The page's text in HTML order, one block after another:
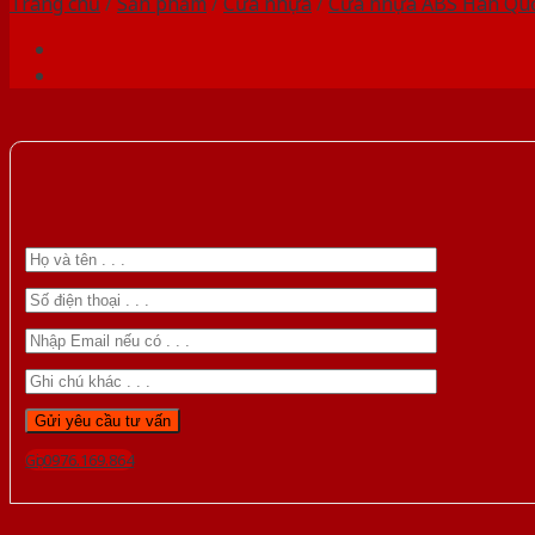
Gọi 0976.169.864